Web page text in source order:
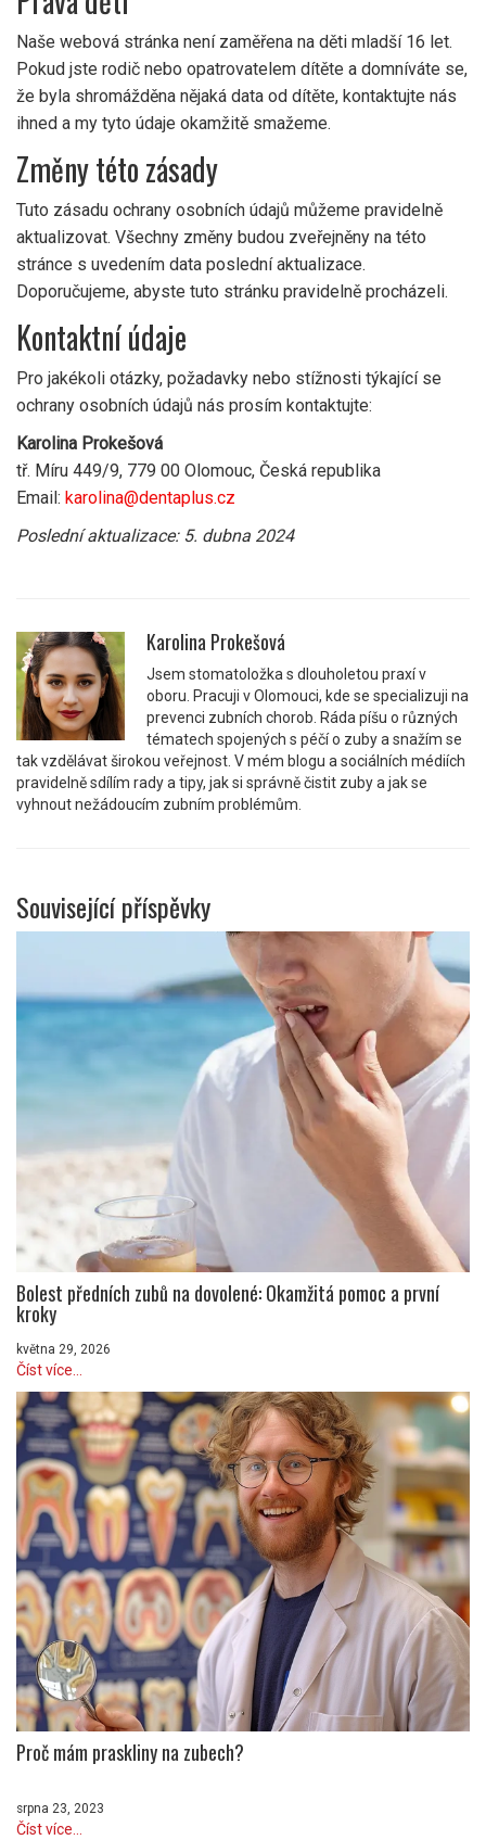
Naše webová stránka není zaměřena na děti mladší 16 let.
Pokud jste rodič nebo opatrovatelem dítěte a domníváte se,
že byla shromážděna nějaká data od dítěte, kontaktujte nás
ihned a my tyto údaje okamžitě smažeme.
Změny této zásady
Tuto zásadu ochrany osobních údajů můžeme pravidelně
aktualizovat. Všechny změny budou zveřejněny na této
stránce s uvedením data poslední aktualizace.
Doporučujeme, abyste tuto stránku pravidelně procházeli.
Kontaktní údaje
Pro jakékoli otázky, požadavky nebo stížnosti týkající se
ochrany osobních údajů nás prosím kontaktujte:
Karolina Prokešová
tř. Míru 449/9, 779 00 Olomouc, Česká republika
Email: karolina@dentaplus.cz
Poslední aktualizace: 5. dubna 2024
Karolina Prokešová
Jsem stomatoložka s dlouholetou praxí v
oboru. Pracuji v Olomouci, kde se specializuji na
prevenci zubních chorob. Ráda píšu o různých
tématech spojených s péčí o zuby a snažím se
tak vzdělávat širokou veřejnost. V mém blogu a sociálních médiích
pravidelně sdílím rady a tipy, jak si správně čistit zuby a jak se
vyhnout nežádoucím zubním problémům.
Související příspěvky
Bolest předních zubů na dovolené: Okamžitá pomoc a první
kroky
května 29, 2026
Číst více...
Proč mám praskliny na zubech?
srpna 23, 2023
Číst více...